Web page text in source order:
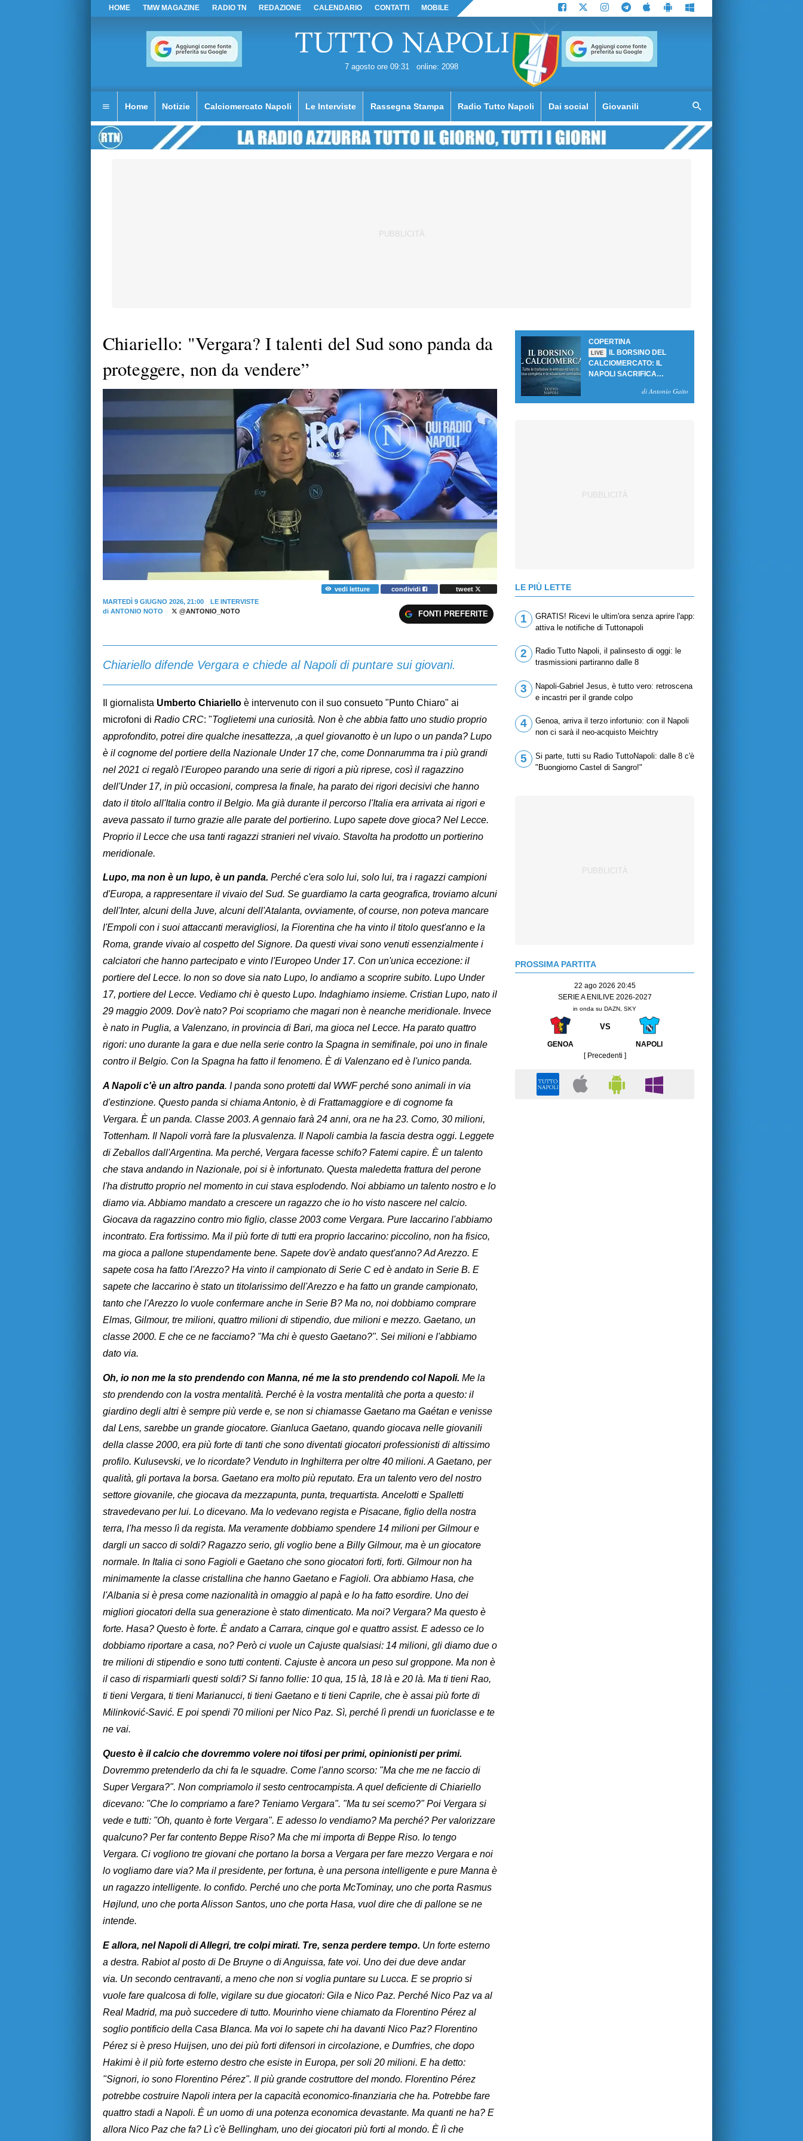
HOME TMW MAGAZINE RADIO TN REDAZIONE CALENDARIO CONTATTI MOBILE
7 agosto ore 09:31 online: 2098
Home Notizie Calciomercato Napoli Le Interviste Rassegna Stampa Radio Tutto Napoli Dai social Giovanili
Chiariello: "Vergara? I talenti del Sud sono panda da
proteggere, non da vendere”
vedi letture condividi
tweet
MARTEDÌ 9 GIUGNO 2026, 21:00
LE INTERVISTE
di ANTONIO NOTO @ANTONIO_NOTO FONTI PREFERITE
Chiariello difende Vergara e chiede al Napoli di puntare sui giovani.
Il giornalista Umberto Chiariello è intervenuto con il suo consueto "Punto Chiaro" ai
microfoni di Radio CRC: "Toglietemi una curiosità. Non è che abbia fatto uno studio proprio
approfondito, potrei dire qualche inesattezza, ,a quel giovanotto è un lupo o un panda? Lupo
è il cognome del portiere della Nazionale Under 17 che, come Donnarumma tra i più grandi
nel 2021 ci regalò l'Europeo parando una serie di rigori a più riprese, così il ragazzino
dell'Under 17, in più occasioni, compresa la finale, ha parato dei rigori decisivi che hanno
dato il titolo all'Italia contro il Belgio. Ma già durante il percorso l'Italia era arrivata ai rigori e
aveva passato il turno grazie alle parate del portierino. Lupo sapete dove gioca? Nel Lecce.
Proprio il Lecce che usa tanti ragazzi stranieri nel vivaio. Stavolta ha prodotto un portierino
meridionale.
Lupo, ma non è un lupo, è un panda. Perché c'era solo lui, solo lui, tra i ragazzi campioni
d'Europa, a rappresentare il vivaio del Sud. Se guardiamo la carta geografica, troviamo alcuni
dell'Inter, alcuni della Juve, alcuni dell'Atalanta, ovviamente, of course, non poteva mancare
l'Empoli con i suoi attaccanti meravigliosi, la Fiorentina che ha vinto il titolo quest'anno e la
Roma, grande vivaio al cospetto del Signore. Da questi vivai sono venuti essenzialmente i
calciatori che hanno partecipato e vinto l'Europeo Under 17. Con un'unica eccezione: il
portiere del Lecce. Io non so dove sia nato Lupo, lo andiamo a scoprire subito. Lupo Under
17, portiere del Lecce. Vediamo chi è questo Lupo. Indaghiamo insieme. Cristian Lupo, nato il
29 maggio 2009. Dov'è nato? Poi scopriamo che magari non è neanche meridionale. Invece
è nato in Puglia, a Valenzano, in provincia di Bari, ma gioca nel Lecce. Ha parato quattro
rigori: uno durante la gara e due nella serie contro la Spagna in semifinale, poi uno in finale
contro il Belgio. Con la Spagna ha fatto il fenomeno. È di Valenzano ed è l'unico panda.
A Napoli c'è un altro panda. I panda sono protetti dal WWF perché sono animali in via
d'estinzione. Questo panda si chiama Antonio, è di Frattamaggiore e di cognome fa
Vergara. È un panda. Classe 2003. A gennaio farà 24 anni, ora ne ha 23. Como, 30 milioni,
Tottenham. Il Napoli vorrà fare la plusvalenza. Il Napoli cambia la fascia destra oggi. Leggete
di Zeballos dall'Argentina. Ma perché, Vergara facesse schifo? Fatemi capire. È un talento
che stava andando in Nazionale, poi si è infortunato. Questa maledetta frattura del perone
l'ha distrutto proprio nel momento in cui stava esplodendo. Noi abbiamo un talento nostro e lo
diamo via. Abbiamo mandato a crescere un ragazzo che io ho visto nascere nel calcio.
Giocava da ragazzino contro mio figlio, classe 2003 come Vergara. Pure Iaccarino l'abbiamo
incontrato. Era fortissimo. Ma il più forte di tutti era proprio Iaccarino: piccolino, non ha fisico,
ma gioca a pallone stupendamente bene. Sapete dov'è andato quest'anno? Ad Arezzo. E
sapete cosa ha fatto l'Arezzo? Ha vinto il campionato di Serie C ed è andato in Serie B. E
sapete che Iaccarino è stato un titolarissimo dell'Arezzo e ha fatto un grande campionato,
tanto che l'Arezzo lo vuole confermare anche in Serie B? Ma no, noi dobbiamo comprare
Elmas, Gilmour, tre milioni, quattro milioni di stipendio, due milioni e mezzo. Gaetano, un
classe 2000. E che ce ne facciamo? "Ma chi è questo Gaetano?". Sei milioni e l'abbiamo
dato via.
Oh, io non me la sto prendendo con Manna, né me la sto prendendo col Napoli. Me la
sto prendendo con la vostra mentalità. Perché è la vostra mentalità che porta a questo: il
giardino degli altri è sempre più verde e, se non si chiamasse Gaetano ma Gaétan e venisse
dal Lens, sarebbe un grande giocatore. Gianluca Gaetano, quando giocava nelle giovanili
della classe 2000, era più forte di tanti che sono diventati giocatori professionisti di altissimo
profilo. Kulusevski, ve lo ricordate? Venduto in Inghilterra per oltre 40 milioni. A Gaetano, per
qualità, gli portava la borsa. Gaetano era molto più reputato. Era un talento vero del nostro
settore giovanile, che giocava da mezzapunta, punta, trequartista. Ancelotti e Spalletti
stravedevano per lui. Lo dicevano. Ma lo vedevano regista e Pisacane, figlio della nostra
terra, l'ha messo lì da regista. Ma veramente dobbiamo spendere 14 milioni per Gilmour e
dargli un sacco di soldi? Ragazzo serio, gli voglio bene a Billy Gilmour, ma è un giocatore
normale. In Italia ci sono Fagioli e Gaetano che sono giocatori forti, forti. Gilmour non ha
minimamente la classe cristallina che hanno Gaetano e Fagioli. Ora abbiamo Hasa, che
l'Albania si è presa come nazionalità in omaggio al papà e lo ha fatto esordire. Uno dei
migliori giocatori della sua generazione è stato dimenticato. Ma noi? Vergara? Ma questo è
forte. Hasa? Questo è forte. È andato a Carrara, cinque gol e quattro assist. E adesso ce lo
dobbiamo riportare a casa, no? Però ci vuole un Cajuste qualsiasi: 14 milioni, gli diamo due o
tre milioni di stipendio e sono tutti contenti. Cajuste è ancora un peso sul groppone. Ma non è
il caso di risparmiarli questi soldi? Si fanno follie: 10 qua, 15 là, 18 là e 20 là. Ma ti tieni Rao,
ti tieni Vergara, ti tieni Marianucci, ti tieni Gaetano e ti tieni Caprile, che è assai più forte di
Milinković-Savić. E poi spendi 70 milioni per Nico Paz. Sì, perché lì prendi un fuoriclasse e te
ne vai.
Questo è il calcio che dovremmo volere noi tifosi per primi, opinionisti per primi.
Dovremmo pretenderlo da chi fa le squadre. Come l'anno scorso: "Ma che me ne faccio di
Super Vergara?". Non compriamolo il sesto centrocampista. A quel deficiente di Chiariello
dicevano: "Che lo compriamo a fare? Teniamo Vergara". "Ma tu sei scemo?" Poi Vergara si
vede e tutti: "Oh, quanto è forte Vergara". E adesso lo vendiamo? Ma perché? Per valorizzare
qualcuno? Per far contento Beppe Riso? Ma che mi importa di Beppe Riso. Io tengo
Vergara. Ci vogliono tre giovani che portano la borsa a Vergara per fare mezzo Vergara e noi
lo vogliamo dare via? Ma il presidente, per fortuna, è una persona intelligente e pure Manna è
un ragazzo intelligente. Io confido. Perché uno che porta McTominay, uno che porta Rasmus
Højlund, uno che porta Alisson Santos, uno che porta Hasa, vuol dire che di pallone se ne
intende.
E allora, nel Napoli di Allegri, tre colpi mirati. Tre, senza perdere tempo. Un forte esterno
a destra. Rabiot al posto di De Bruyne o di Anguissa, fate voi. Uno dei due deve andar
via. Un secondo centravanti, a meno che non si voglia puntare su Lucca. E se proprio si
vuole fare qualcosa di folle, vigilare su due giocatori: Gila e Nico Paz. Perché Nico Paz va al
Real Madrid, ma può succedere di tutto. Mourinho viene chiamato da Florentino Pérez al
soglio pontificio della Casa Blanca. Ma voi lo sapete chi ha davanti Nico Paz? Florentino
Pérez si è preso Huijsen, uno dei più forti difensori in circolazione, e Dumfries, che dopo
Hakimi è il più forte esterno destro che esiste in Europa, per soli 20 milioni. E ha detto:
"Signori, io sono Florentino Pérez". Il più grande costruttore del mondo. Florentino Pérez
potrebbe costruire Napoli intera per la capacità economico-finanziaria che ha. Potrebbe fare
quattro stadi a Napoli. È un uomo di una potenza economica devastante. Ma quanti ne ha? E
allora Nico Paz che fa? Lì c'è Bellingham, uno dei giocatori più forti al mondo. È lì che
COPERTINA
LIVE
IL BORSINO DEL
CALCIOMERCATO: IL
NAPOLI SACRIFICA
SBLOCCANO ARRIVIdi Antonio Gaito
LE PIÙ LETTE
1
GRATIS! Ricevi le ultim'ora senza aprire l'app:
attiva le notifiche di Tuttonapoli
2
Radio Tutto Napoli, il palinsesto di oggi: le
trasmissioni partiranno dalle 8
3
Napoli-Gabriel Jesus, è tutto vero: retroscena
e incastri per il grande colpo
4
Genoa, arriva il terzo infortunio: con il Napoli
non ci sarà il neo-acquisto Meichtry
5
Si parte, tutti su Radio TuttoNapoli: dalle 8 c'è
"Buongiorno Castel di Sangro!"
PROSSIMA PARTITA
22 ago 2026 20:45
SERIE A ENILIVE 2026-2027
in onda su DAZN, SKY
VS
GENOA
NAPOLI
[ Precedenti ]